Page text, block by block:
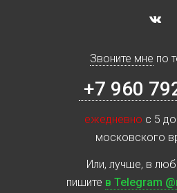
Звоните мне по
+7 960
ежедневно с 5
московского
Или, лучше, в
пишите в Telegram